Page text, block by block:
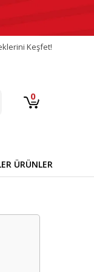
Keşfet!
0
ÜRÜNLER